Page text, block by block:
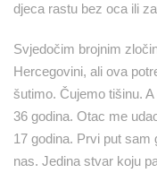
djeca rastu bez oca ili
Svjedočim brojnim
Hercegovini, ali ova
šutimo. Čujemo tišinu.
36 godina. Otac me
17 godina. Prvi put sam
nas. Jedina stvar koju